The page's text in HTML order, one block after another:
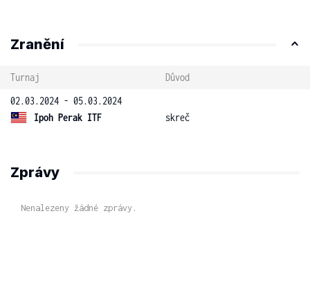
Zranění
Turnaj
Důvod
02.03.2024 - 05.03.2024
Ipoh Perak ITF
skreč
Zprávy
Nenalezeny žádné zprávy.